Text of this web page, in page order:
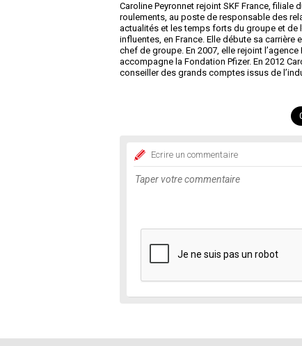
Caroline Peyronnet rejoint SKF France,
roulements, au poste de responsable des
actualités et les temps forts du groupe et de
influentes, en France. Elle débute sa carrière
chef de groupe. En 2007, elle rejoint
accompagne la Fondation Pfizer. En 2012
conseiller des grands comptes issus de
Ecrire un commentaire